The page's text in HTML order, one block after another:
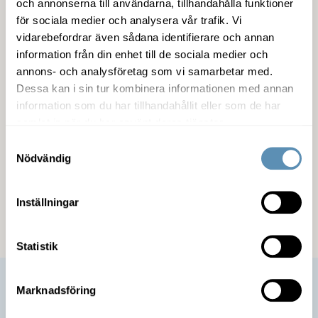
och annonserna till användarna, tillhandahålla funktioner
för sociala medier och analysera vår trafik. Vi
vidarebefordrar även sådana identifierare och annan
information från din enhet till de sociala medier och
annons- och analysföretag som vi samarbetar med.
Dessa kan i sin tur kombinera informationen med annan
information som du har tillhandahållit eller som de har
Nödvändig
Inställningar
Statistik
Marknadsföring
Detaljer om lokalen
Fastigheten
Miljöcertifiering